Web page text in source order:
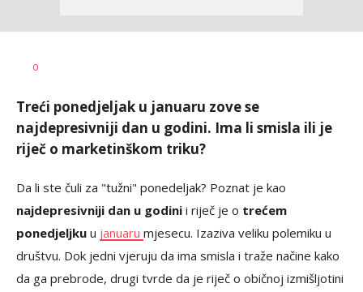
AUTOR
0
Treći ponedjeljak u januaru zove se
najdepresivniji dan u godini. Ima li smisla ili je
riječ o marketinškom triku?
Da li ste čuli za "tužni" ponedeljak? Poznat je kao
najdepresivniji dan u godini i riječ je o trećem
ponedjeljku u januaru mjesecu. Izaziva veliku polemiku u
društvu. Dok jedni vjeruju da ima smisla i traže načine kako
da ga prebrode, drugi tvrde da je riječ o običnoj izmišljotini